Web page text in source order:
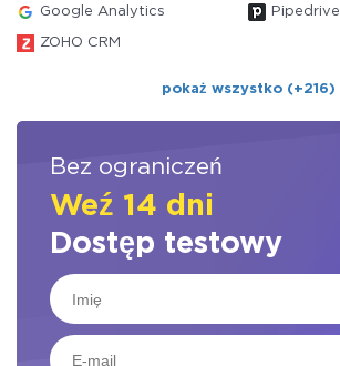
Google Analytics Pipedrive
ZOHO CRM
pokaż wszystko (+216)
Bez ograniczeń
Weź 14 dni
Dostęp testowy